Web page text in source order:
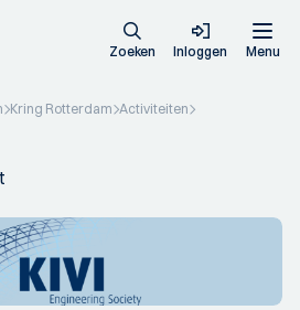
Zoeken Inloggen Menu
Kring Rotterdam Activiteiten